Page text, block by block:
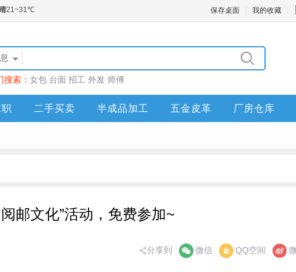
保存桌面 我的收藏
搜索： 女包 台面 招工 外发 师傅
二手买卖 半成品加工 五金皮革 厂房仓库
邮文化”活动，免费参加~
分享到 微信 QQ空间